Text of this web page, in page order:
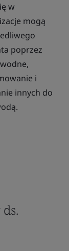
w
mogą
poprzez
i
innych do